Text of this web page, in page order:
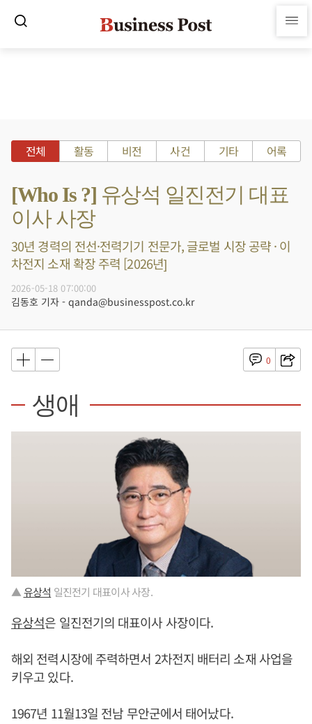
전체 활동 비전 사건 기타 어록
[Who Is ?] 유상석 일진전기 대표
이사 사장
30년 경력의 전선·전력기기 전문가, 글로벌 시장 공략 · 이
차전지 소재 확장 주력 [2026년]
2026-05-18 07:00:00
김동호 기자 - qanda@businesspost.co.kr
0
생애
▲유상석 일진전기 대표이사 사장.
유상석은 일진전기의 대표이사 사장이다.
해외 전력시장에 주력하면서 2차전지 배터리 소재 사업을
키우고 있다.
1967년 11월13일 전남 무안군에서 태어났다.